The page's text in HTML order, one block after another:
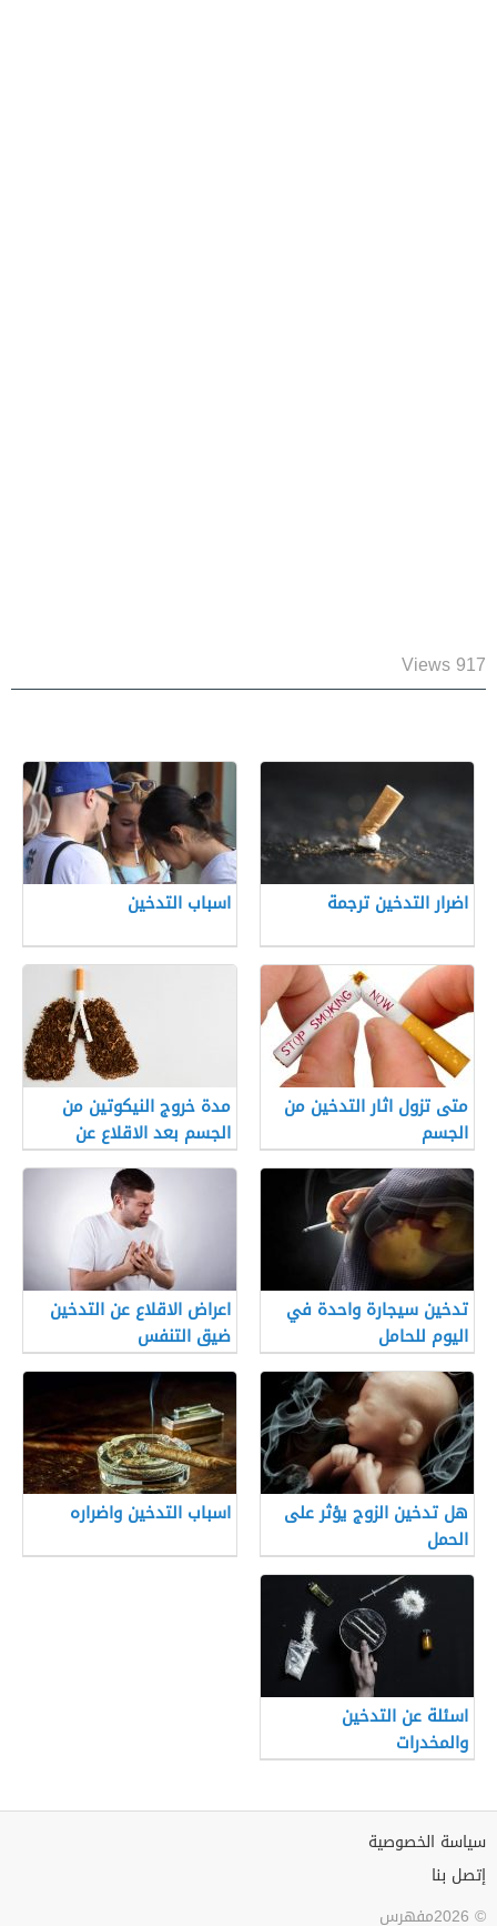
917 Views
اضرار التدخين ترجمة اسباب التدخين
متى تزول اثار التدخين من
الجسم
مدة خروج النيكوتين من
الجسم بعد الاقلاع عن
التدخين
تدخين سيجارة واحدة في
اليوم للحامل
اعراض الاقلاع عن التدخين
ضيق التنفس
هل تدخين الزوج يؤثر على
الحمل
اسباب التدخين واضراره
اسئلة عن التدخين
والمخدرات
سياسة الخصوصية
إتصل بنا
© 2026مفهرس